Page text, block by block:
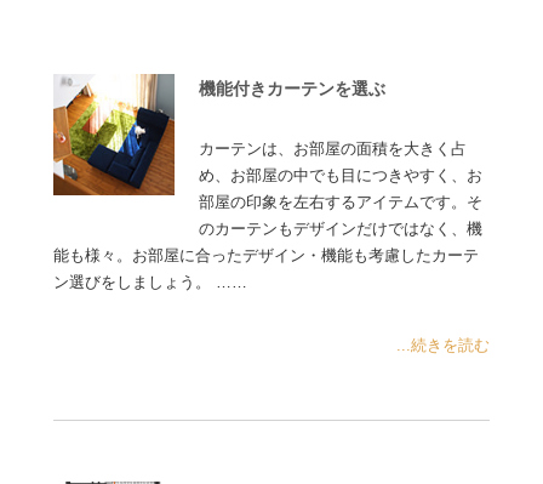
機能付きカーテンを選ぶ
カーテンは、お部屋の面積を大きく占
め、お部屋の中でも目につきやすく、お
部屋の印象を左右するアイテムです。そ
のカーテンもデザインだけではなく、機
能も様々。お部屋に合ったデザイン・機能も考慮したカーテ
ン選びをしましょう。 ……
...続きを読む